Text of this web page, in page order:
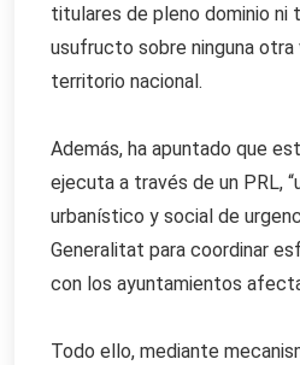
titulares de pleno dominio ni
usufructo sobre ninguna otra
territorio nacional.
Además, ha apuntado que
ejecuta a través de un PRL,
urbanístico y social de
Generalitat para coordinar
con los ayuntamientos
Todo ello, mediante